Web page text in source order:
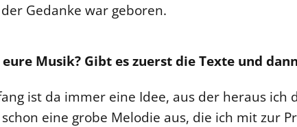
Gedanke war geboren.
Musik? Gibt es zuerst die Texte und
ist da immer eine Idee, aus der heraus ich
eine grobe Melodie aus, die ich mit zur